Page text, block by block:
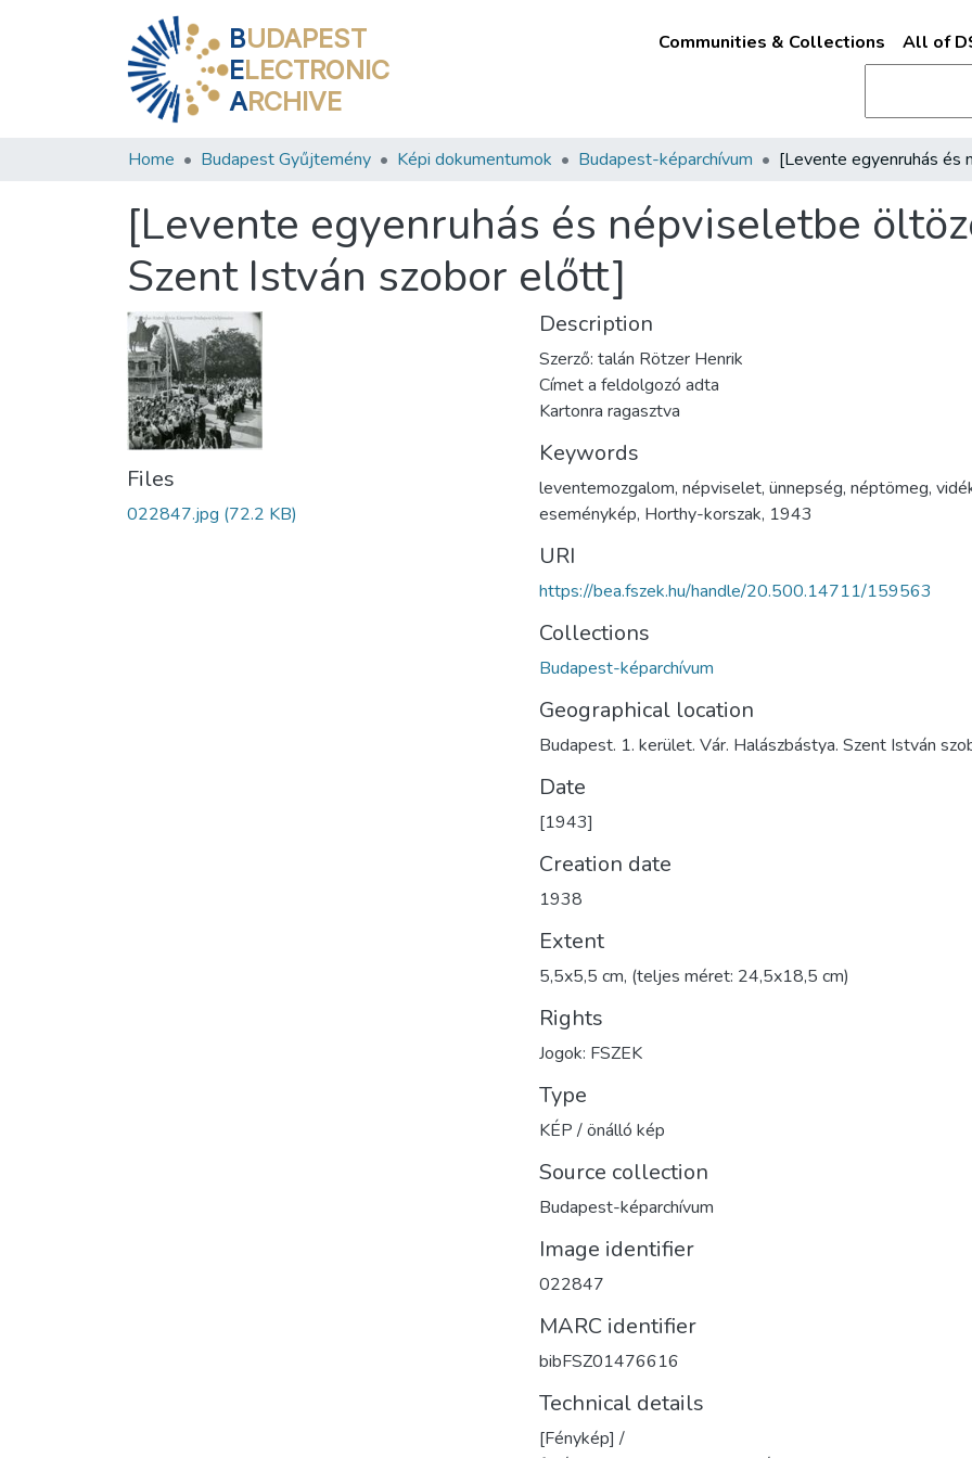
BUDAPEST
ELECTRONIC
ARCHIVE
Communities & Collections All of
Home Budapest Gyűjtemény Képi dokumentumok Budapest-képarchívum
[Levente egyenruhás és népviseletbe
Szent István szobor előtt]
Files
022847.jpg (72.2 KB)
Description
Szerző: talán Rötzer Henrik
Címet a feldolgozó adta
Kartonra ragasztva
Keywords
leventemozgalom, népviselet, ünnepség, néptömeg,
eseménykép, Horthy-korszak, 1943
URI
https://bea.fszek.hu/handle/20.500.14711/159563
Collections
Budapest-képarchívum
Geographical location
Budapest. 1. kerület. Vár. Halászbástya. Szent István
Date
[1943]
Creation date
1938
Extent
5,5x5,5 cm, (teljes méret: 24,5x18,5 cm)
Rights
Jogok: FSZEK
Type
KÉP / önálló kép
Source collection
Budapest-képarchívum
Image identifier
022847
MARC identifier
bibFSZ01476616
Technical details
[Fénykép] /